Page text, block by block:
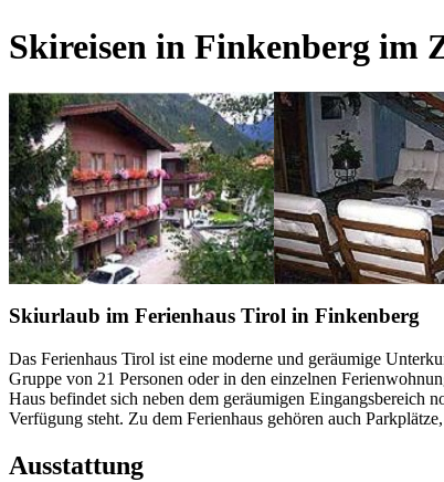
Skireisen in Finkenberg im
Skiurlaub im Ferienhaus Tirol in Finkenberg
Das Ferienhaus Tirol ist eine moderne und geräumige
Gruppe von 21 Personen oder in den einzelnen
Haus befindet sich neben dem geräumigen Eingangsbereich
Verfügung steht. Zu dem Ferienhaus gehören auch
Ausstattung